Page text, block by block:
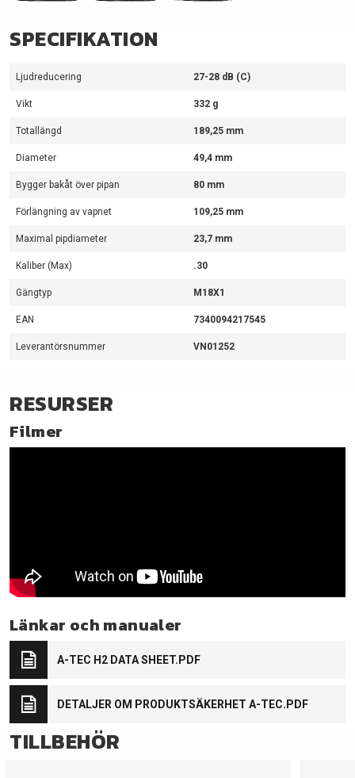
SPECIFIKATION
Ljudreducering 27-28 dB (C)
Vikt 332 g
Totallängd 189,25 mm
Diameter 49,4 mm
Bygger bakåt över pipan 80 mm
Förlängning av vapnet 109,25 mm
Maximal pipdiameter 23,7 mm
Kaliber (Max) .30
Gängtyp M18X1
EAN 7340094217545
Leverantörsnummer VN01252
RESURSER
Filmer
Länkar och manualer
A-TEC H2 DATA SHEET.PDF
DETALJER OM PRODUKTSÄKERHET A-TEC.PDF
TILLBEHÖR